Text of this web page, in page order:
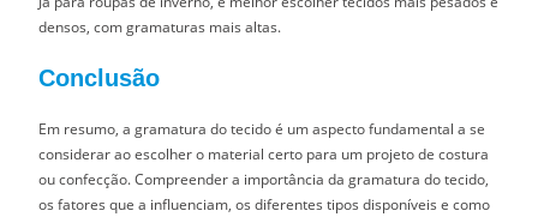
densos, com gramaturas mais altas.
Conclusão
Em resumo, a gramatura do tecido é um aspecto fundamental a se
considerar ao escolher o material certo para um projeto de costura
ou confecção. Compreender a importância da gramatura do tecido,
os fatores que a influenciam, os diferentes tipos disponíveis e como